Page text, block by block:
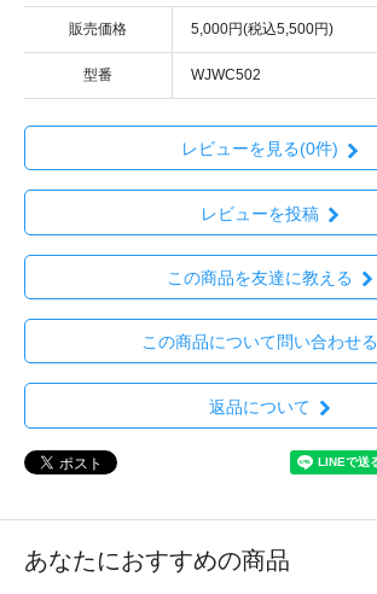
販売価格 5,000円(税込5,500円)
型番 WJWC502
レビューを見る(0件)
レビューを投稿
この商品を友達に教える
この商品について問い合わせる
返品について
あなたにおすすめの商品